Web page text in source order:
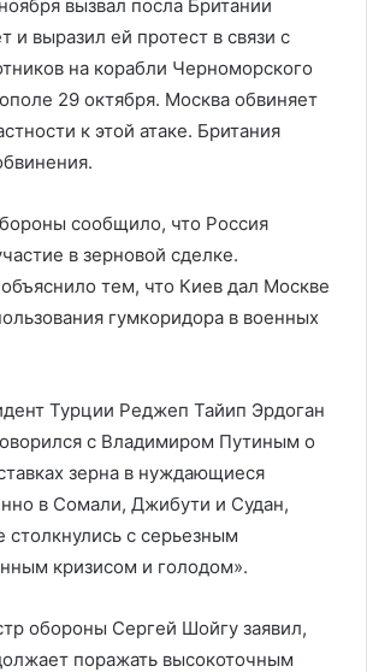
вызвал посла Британии
и выразил ей протест в связи с
на корабли Черноморского
29 октября. Москва обвиняет
к этой атаке. Британия
сообщило, что Россия
в зерновой сделке.
тем, что Киев дал Москве
гумкоридора в военных
Турции Реджеп Тайип Эрдоган
с Владимиром Путиным о
зерна в нуждающиеся
в Сомали, Джибути и Судан,
столкнулись с серьезным
кризисом и голодом».
обороны Сергей Шойгу заявил,
поражать высокоточным